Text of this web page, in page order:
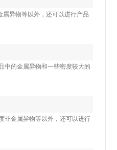
异物等以外，还可以进行产品
中的金属异物和一些密度较大的
非金属异物等以外，还可以进行